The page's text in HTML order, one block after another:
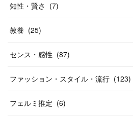
知性・賢さ (7)
教養 (25)
センス・感性 (87)
ファッション・スタイル・流行 (123)
フェルミ推定 (6)